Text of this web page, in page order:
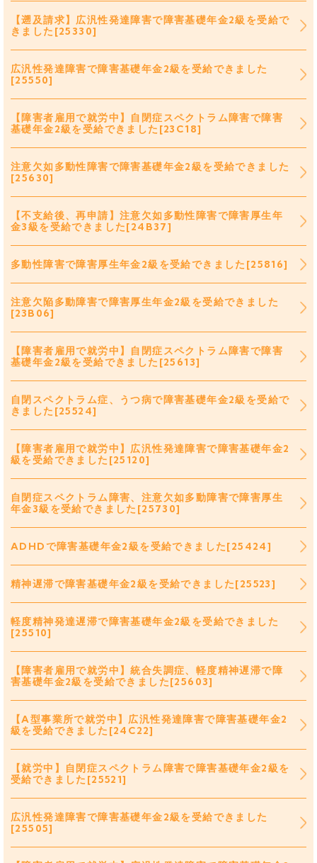
【遡及請求】広汎性発達障害で障害基礎年金2級を受給で
きました[25330]
広汎性発達障害で障害基礎年金2級を受給できました
[25550]
【障害者雇用で就労中】自閉症スペクトラム障害で障害
基礎年金2級を受給できました[23C18]
注意欠如多動性障害で障害基礎年金2級を受給できました
[25630]
【不支給後、再申請】注意欠如多動性障害で障害厚生年
金3級を受給できました[24B37]
多動性障害で障害厚生年金2級を受給できました[25816]
注意欠陥多動障害で障害厚生年金2級を受給できました
[23B06]
【障害者雇用で就労中】自閉症スペクトラム障害で障害
基礎年金2級を受給できました[25613]
自閉スペクトラム症、うつ病で障害基礎年金2級を受給で
きました[25524]
【障害者雇用で就労中】広汎性発達障害で障害基礎年金2
級を受給できました[25120]
自閉症スペクトラム障害、注意欠如多動障害で障害厚生
年金3級を受給できました[25730]
ADHDで障害基礎年金2級を受給できました[25424]
精神遅滞で障害基礎年金2級を受給できました[25523]
軽度精神発達遅滞で障害基礎年金2級を受給できました
[25510]
【障害者雇用で就労中】統合失調症、軽度精神遅滞で障
害基礎年金2級を受給できました[25603]
【A型事業所で就労中】広汎性発達障害で障害基礎年金2
級を受給できました[24C22]
【就労中】自閉症スペクトラム障害で障害基礎年金2級を
受給できました[25521]
広汎性発達障害で障害基礎年金2級を受給できました
[25505]